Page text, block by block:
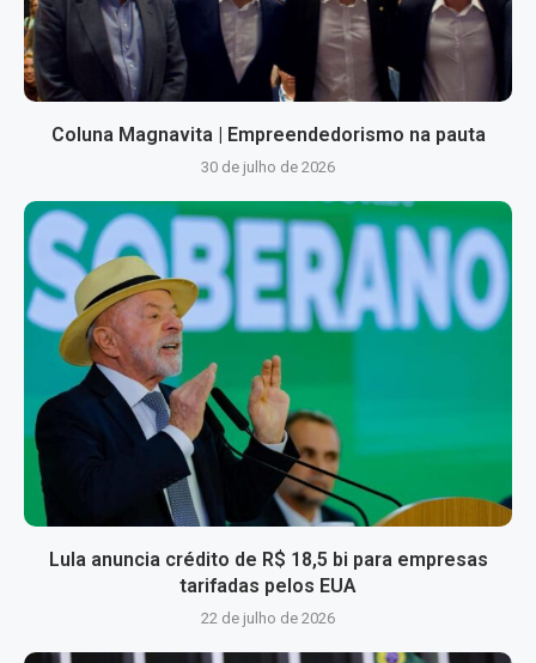
Coluna Magnavita | Empreendedorismo na pauta
30 de julho de 2026
Lula anuncia crédito de R$ 18,5 bi para empresas
tarifadas pelos EUA
22 de julho de 2026